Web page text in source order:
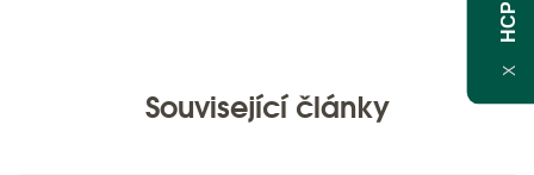
Související články
X
HCP